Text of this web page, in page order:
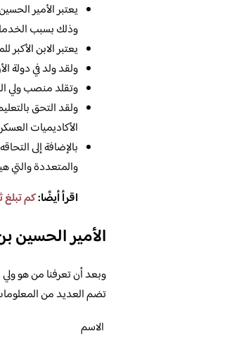
يعتبر الأمير
وذلك بسبب
يعتبر الابن
ولقد ولد في دولة
وتقلد منصب ولي
ولقد التحق
الأكاديميات
بالإضافة إلى
والمتعددة والتي
اقرأ أيضًا:كم
الأمير الحسين
وبعد أن تعرفنا من هو ولي
تضم العديد من
الاسم